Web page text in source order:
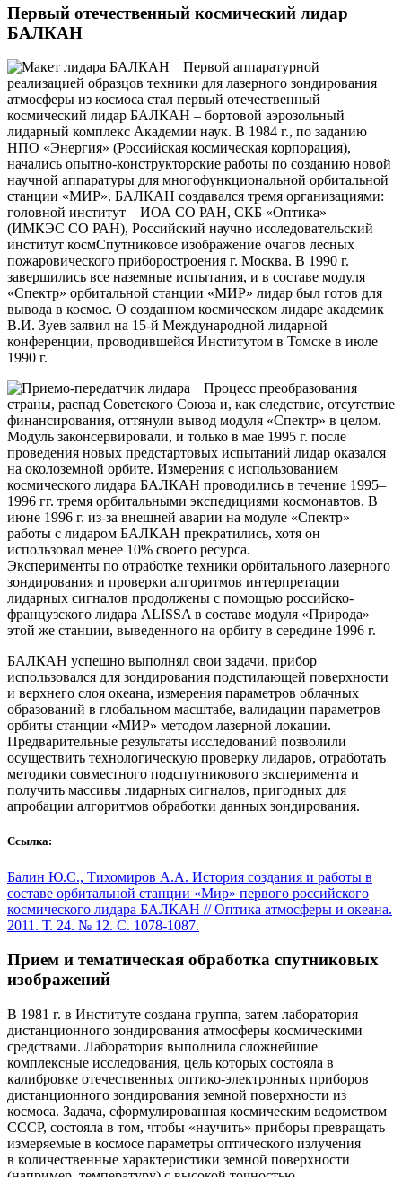
Первый отечественный космический лидар
БАЛКАН
Первой аппаратурной
реализацией образцов техники для лазерного зондирования
атмосферы из космоса стал первый отечественный
космический лидар БАЛКАН – бортовой аэрозольный
лидарный комплекс Академии наук. В 1984 г., по заданию
НПО «Энергия» (Российская космическая корпорация),
начались опытно-конструкторские работы по созданию новой
научной аппаратуры для многофункциональной орбитальной
станции «МИР». БАЛКАН создавался тремя организациями:
головной институт – ИОА СО РАН, СКБ «Оптика»
(ИМКЭС СО РАН), Российский научно исследовательский
институт космСпутниковое изображение очагов лесных
пожаровического приборостроения г. Москва. В 1990 г.
завершились все наземные испытания, и в составе модуля
«Спектр» орбитальной станции «МИР» лидар был готов для
вывода в космос. О созданном космическом лидаре академик
В.И. Зуев заявил на 15-й Международной лидарной
конференции, проводившейся Институтом в Томске в июле
1990 г.
Процесс преобразования
страны, распад Советского Союза и, как следствие, отсутствие
финансирования, оттянули вывод модуля «Спектр» в целом.
Модуль законсервировали, и только в мае 1995 г. после
проведения новых предстартовых испытаний лидар оказался
на околоземной орбите. Измерения с использованием
космического лидара БАЛКАН проводились в течение 1995–
1996 гг. тремя орбитальными экспедициями космонавтов. В
июне 1996 г. из-за внешней аварии на модуле «Спектр»
работы с лидаром БАЛКАН прекратились, хотя он
использовал менее 10% своего ресурса.
Эксперименты по отработке техники орбитального лазерного
зондирования и проверки алгоритмов интерпретации
лидарных сигналов продолжены с помощью российско-
французского лидара ALISSA в составе модуля «Природа»
этой же станции, выведенного на орбиту в середине 1996 г.
БАЛКАН успешно выполнял свои задачи, прибор
использовался для зондирования подстилающей поверхности
и верхнего слоя океана, измерения параметров облачных
образований в глобальном масштабе, валидации параметров
орбиты станции «МИР» методом лазерной локации.
Предварительные результаты исследований позволили
осуществить технологическую проверку лидаров, отработать
методики совместного подспутникового эксперимента и
получить массивы лидарных сигналов, пригодных для
апробации алгоритмов обработки данных зондирования.
Ссылка:
Балин Ю.С., Тихомиров А.А. История создания и работы в
составе орбитальной станции «Мир» первого российского
космического лидара БАЛКАН // Оптика атмосферы и океана.
2011. Т. 24. № 12. С. 1078-1087.
Прием и тематическая обработка спутниковых
изображений
В 1981 г. в Институте создана группа, затем лаборатория
дистанционного зондирования атмосферы космическими
средствами. Лаборатория выполнила сложнейшие
комплексные исследования, цель которых состояла в
калибровке отечественных оптико-электронных приборов
дистанционного зондирования земной поверхности из
космоса. Задача, сформулированная космическим ведомством
СССР, состояла в том, чтобы «научить» приборы превращать
измеряемые в космосе параметры оптического излучения
в количественные характеристики земной поверхности